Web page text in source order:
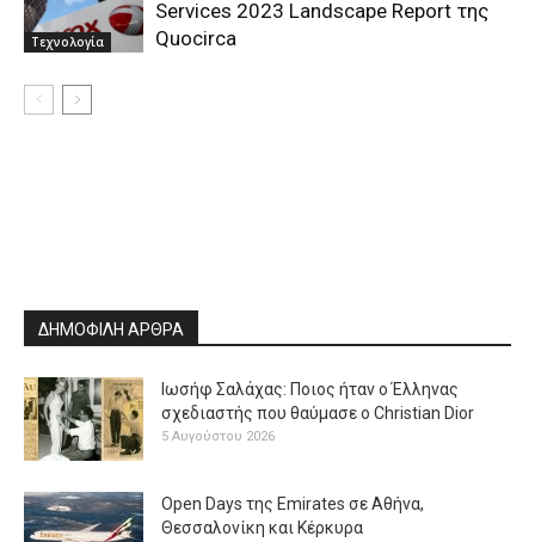
Τεχνολογία
Services 2023 Landscape Report της
Quocirca
ΔΗΜΟΦΙΛΗ ΑΡΘΡΑ
Ιωσήφ Σαλάχας: Ποιος ήταν ο Έλληνας
σχεδιαστής που θαύμασε ο Christian Dior
5 Αυγούστου 2026
Open Days της Emirates σε Αθήνα,
Θεσσαλονίκη και Κέρκυρα